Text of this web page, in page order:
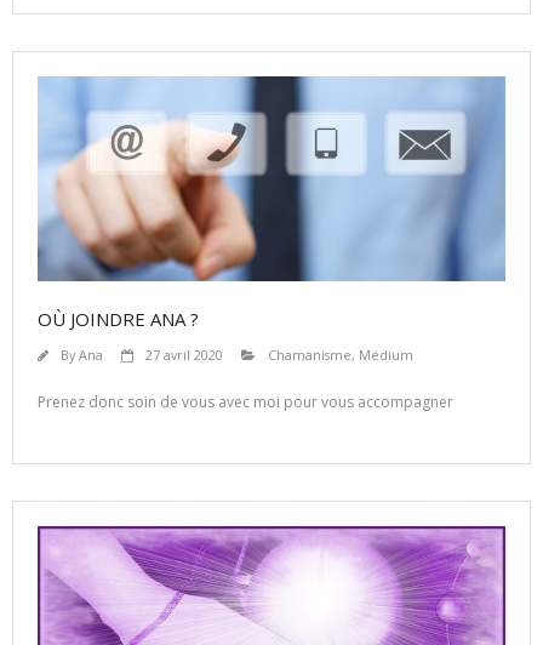
OÙ JOINDRE ANA ?
ByAna 27 avril 2020 Chamanisme, Médium
Prenez donc soin de vous avec moi pour vous accompagner